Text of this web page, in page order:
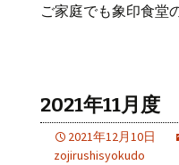
ご家庭でも象印食堂
2021年11月
2021年12月10日
zojirushisyokudo